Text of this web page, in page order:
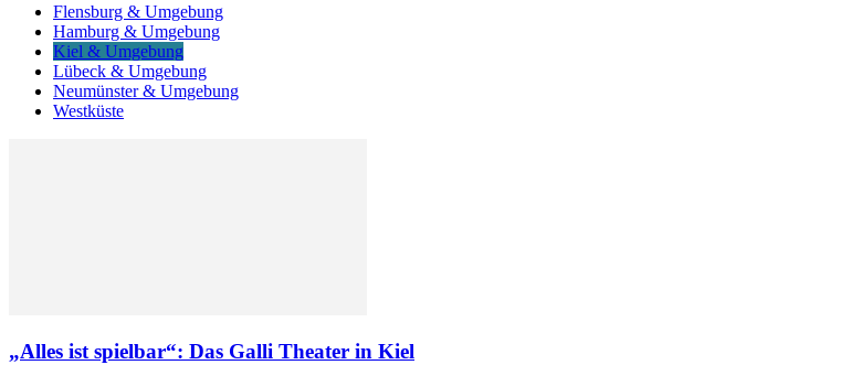
Flensburg & Umgebung
Hamburg & Umgebung
Kiel & Umgebung
Lübeck & Umgebung
Neumünster & Umgebung
Westküste
„Alles ist spielbar“: Das Galli Theater in Kiel